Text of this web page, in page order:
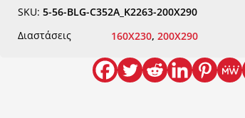
ποσότητα
SKU:5-56-BLG-C352A_K2263-200X290
Διαστάσεις
160X230,200X290